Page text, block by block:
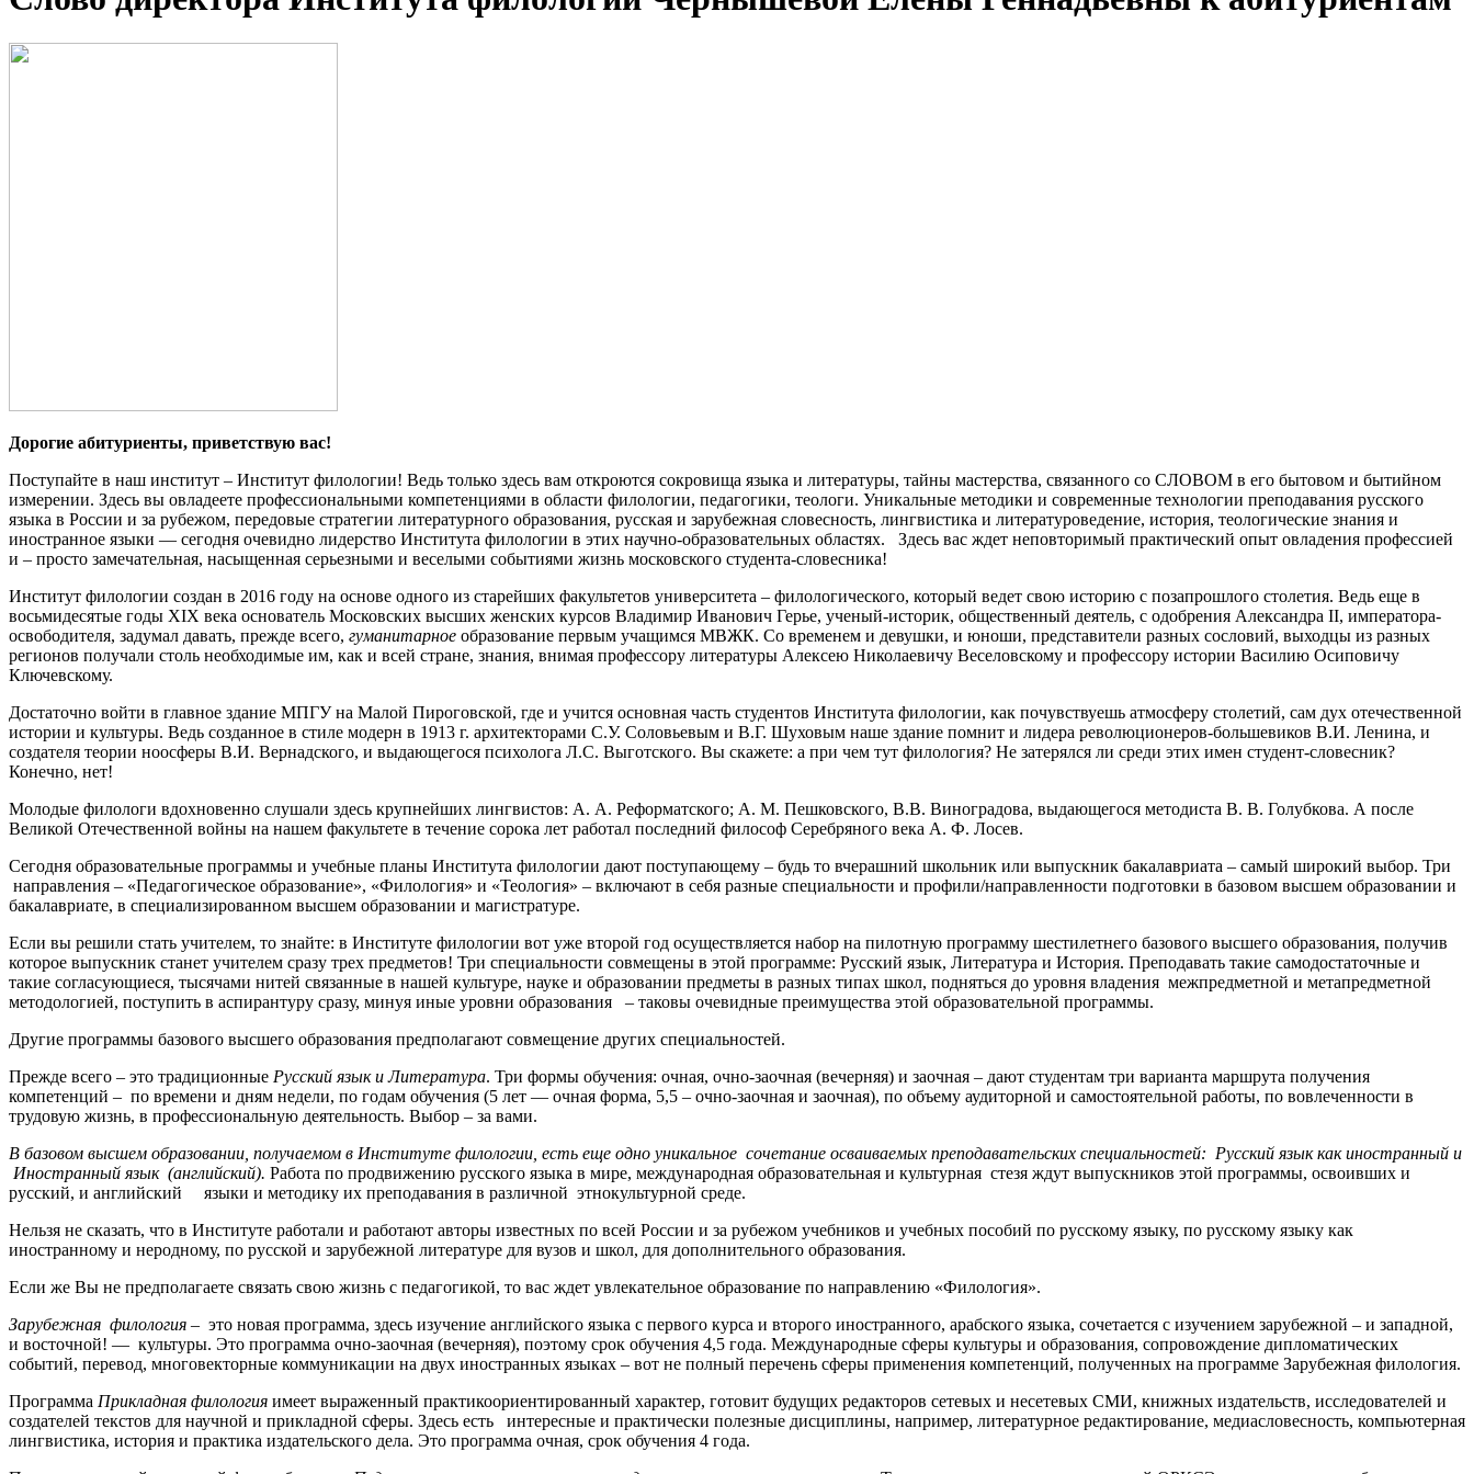
Дорогие абитуриенты, приветствую вас!
Поступайте в наш институт – Институт филологии! Ведь только здесь вам откроются сокровища языка и литературы, тайны мастерства, связанного со СЛОВОМ в его бытовом и бытийном
измерении. Здесь вы овладеете профессиональными компетенциями в области филологии, педагогики, теологи. Уникальные методики и современные технологии преподавания русского
языка в России и за рубежом, передовые стратегии литературного образования, русская и зарубежная словесность, лингвистика и литературоведение, история, теологические знания и
иностранное языки — сегодня очевидно лидерство Института филологии в этих научно-образовательных областях. Здесь вас ждет неповторимый практический опыт овладения профессией
и – просто замечательная, насыщенная серьезными и веселыми событиями жизнь московского студента-словесника!
Институт филологии создан в 2016 году на основе одного из старейших факультетов университета – филологического, который ведет свою историю с позапрошлого столетия. Ведь еще в
восьмидесятые годы XIX века основатель Московских высших женских курсов Владимир Иванович Герье, ученый-историк, общественный деятель, с одобрения Александра II, императора-
освободителя, задумал давать, прежде всего, гуманитарное образование первым учащимся МВЖК. Со временем и девушки, и юноши, представители разных сословий, выходцы из разных
регионов получали столь необходимые им, как и всей стране, знания, внимая профессору литературы Алексею Николаевичу Веселовскому и профессору истории Василию Осиповичу
Ключевскому.
Достаточно войти в главное здание МПГУ на Малой Пироговской, где и учится основная часть студентов Института филологии, как почувствуешь атмосферу столетий, сам дух отечественной
истории и культуры. Ведь созданное в стиле модерн в 1913 г. архитекторами С.У. Соловьевым и В.Г. Шуховым наше здание помнит и лидера революционеров-большевиков В.И. Ленина, и
создателя теории ноосферы В.И. Вернадского, и выдающегося психолога Л.С. Выготского. Вы скажете: а при чем тут филология? Не затерялся ли среди этих имен студент-словесник?
Конечно, нет!
Молодые филологи вдохновенно слушали здесь крупнейших лингвистов: А. А. Реформатского; А. М. Пешковского, В.В. Виноградова, выдающегося методиста В. В. Голубкова. А после
Великой Отечественной войны на нашем факультете в течение сорока лет работал последний философ Серебряного века А. Ф. Лосев.
Сегодня образовательные программы и учебные планы Института филологии дают поступающему – будь то вчерашний школьник или выпускник бакалавриата – самый широкий выбор. Три
направления – «Педагогическое образование», «Филология» и «Теология» – включают в себя разные специальности и профили/направленности подготовки в базовом высшем образовании и
бакалавриате, в специализированном высшем образовании и магистратуре.
Если вы решили стать учителем, то знайте: в Институте филологии вот уже второй год осуществляется набор на пилотную программу шестилетнего базового высшего образования, получив
которое выпускник станет учителем сразу трех предметов! Три специальности совмещены в этой программе: Русский язык, Литература и История. Преподавать такие самодостаточные и
такие согласующиеся, тысячами нитей связанные в нашей культуре, науке и образовании предметы в разных типах школ, подняться до уровня владения межпредметной и метапредметной
методологией, поступить в аспирантуру сразу, минуя иные уровни образования – таковы очевидные преимущества этой образовательной программы.
Другие программы базового высшего образования предполагают совмещение других специальностей.
Прежде всего – это традиционные Русский язык и Литература. Три формы обучения: очная, очно-заочная (вечерняя) и заочная – дают студентам три варианта маршрута получения
компетенций – по времени и дням недели, по годам обучения (5 лет — очная форма, 5,5 – очно-заочная и заочная), по объему аудиторной и самостоятельной работы, по вовлеченности в
трудовую жизнь, в профессиональную деятельность. Выбор – за вами.
В базовом высшем образовании, получаемом в Институте филологии, есть еще одно уникальное сочетание осваиваемых преподавательских специальностей: Русский язык как иностранный и
Иностранный язык (английский). Работа по продвижению русского языка в мире, международная образовательная и культурная стезя ждут выпускников этой программы, освоивших и
русский, и английский языки и методику их преподавания в различной этнокультурной среде.
Нельзя не сказать, что в Институте работали и работают авторы известных по всей России и за рубежом учебников и учебных пособий по русскому языку, по русскому языку как
иностранному и неродному, по русской и зарубежной литературе для вузов и школ, для дополнительного образования.
Если же Вы не предполагаете связать свою жизнь с педагогикой, то вас ждет увлекательное образование по направлению «Филология».
Зарубежная филология – это новая программа, здесь изучение английского языка с первого курса и второго иностранного, арабского языка, сочетается с изучением зарубежной – и западной,
и восточной! — культуры. Это программа очно-заочная (вечерняя), поэтому срок обучения 4,5 года. Международные сферы культуры и образования, сопровождение дипломатических
событий, перевод, многовекторные коммуникации на двух иностранных языках – вот не полный перечень сферы применения компетенций, полученных на программе Зарубежная филология.
Программа Прикладная филология имеет выраженный практикоориентированный характер, готовит будущих редакторов сетевых и несетевых СМИ, книжных издательств, исследователей и
создателей текстов для научной и прикладной сферы. Здесь есть интересные и практически полезные дисциплины, например, литературное редактирование, медиасловесность, компьютерная
лингвистика, история и практика издательского дела. Это программа очная, срок обучения 4 года.